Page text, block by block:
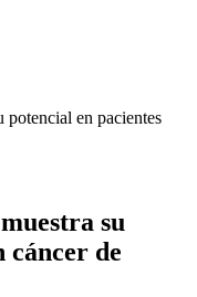
potencial en pacientes
su
cáncer de